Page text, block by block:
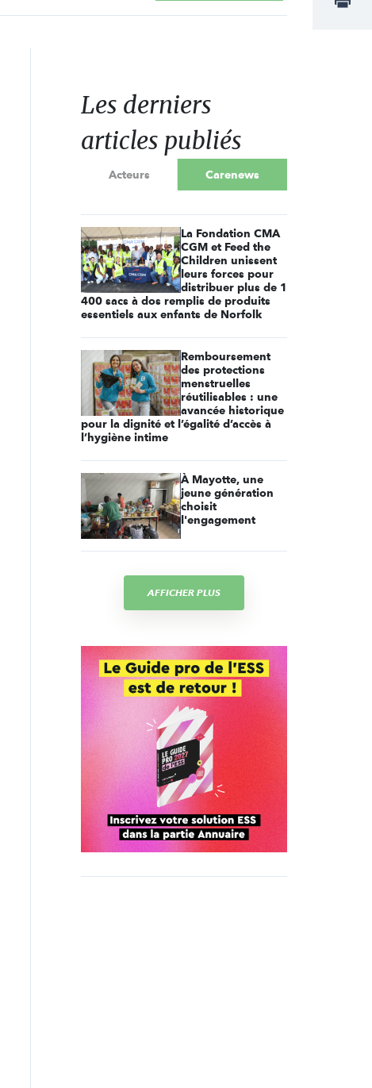
Les derniers
articles publiés
Acteurs Carenews
La Fondation CMA
CGM et Feed the
Children unissent
leurs forces pour
distribuer plus de 1
400 sacs à dos remplis de produits
essentiels aux enfants de Norfolk
Remboursement
des protections
menstruelles
réutilisables : une
avancée historique
pour la dignité et l’égalité d’accès à
l’hygiène intime
À Mayotte, une
jeune génération
choisit
l'engagement
AFFICHER PLUS